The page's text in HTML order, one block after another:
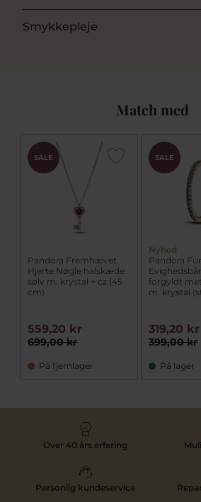
Smykkepleje
Match med
SALE
Pandora Fremhævet
Hjerte Nøgle halskæde
sølv m. krystal + cz (45
cm)
699,00 kr
559,20 kr
På fjernlager
SALE
Nyhed
Pandora
forgyldt
m. krystal
399,00 kr
319,20 kr
På lager
Over 40 års erfaring
Personlig kundeservice